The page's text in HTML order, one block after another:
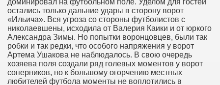
доминировал на футбольном поле. Уделом для гостей
остались только дальние удары в сторону ворот
«Ильича». Вся угроза со стороны футболистов с
николаевшены, исходила от Валерия Каики и от юркого
Александра Зимы. Но попытки воронцовцев, были так
робки и так редки, что особого напряжения у ворот
Артема Ушакова не наблюдалось. В свою очередь
хозяева поля создали ряд голевых моментов у ворот
соперников, но к большому огорчению местных
любителей футбола моменты не воплотились в